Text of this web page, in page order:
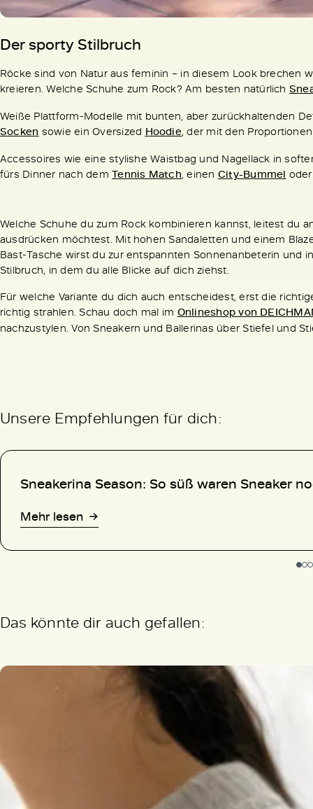
Der sporty Stilbruch
Röcke sind von Natur aus feminin – in diesem Look brechen
kreieren. Welche Schuhe zum Rock? Am besten natürlich
Weiße Plattform-Modelle mit bunten, aber zurückhaltenden
Socken sowie ein Oversized Hoodie, der mit den
Accessoires wie eine stylishe Waistbag und Nagellack in
fürs Dinner nach demTennis Match, einen City-Bummel
Welche Schuhe du zum Rock kombinieren kannst, leitest du
ausdrücken möchtest. Mit hohen Sandaletten und einem
Bast-Tasche wirst du zur entspannten Sonnenanbeterin und
Stilbruch, in dem du alle Blicke auf dich ziehst.
Für welche Variante du dich auch entscheidest, erst die
richtig strahlen. Schau doch mal im Onlineshop von
nachzustylen. Von Sneakern und Ballerinas über Stiefel und
Unsere Empfehlungen für dich:
Sneakerina Season: So süß waren Sneaker
Mehr lesen
Das könnte dir auch gefallen: